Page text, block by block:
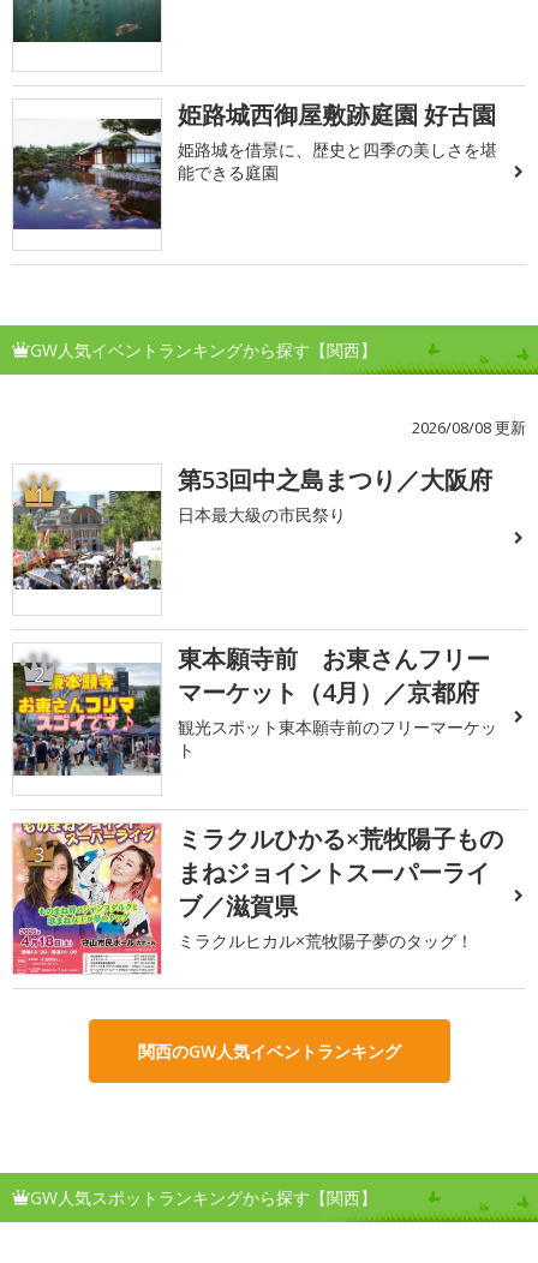
姫路城西御屋敷跡庭園 好古園
姫路城を借景に、歴史と四季の美しさを堪
能できる庭園
GW人気イベントランキングから探す【関西】
2026/08/08 更新
1 第53回中之島まつり／大阪府
日本最大級の市民祭り
2
東本願寺前 お東さんフリー
マーケット（4月）／京都府
観光スポット東本願寺前のフリーマーケッ
ト
3
ミラクルひかる×荒牧陽子もの
まねジョイントスーパーライ
ブ／滋賀県
ミラクルヒカル×荒牧陽子夢のタッグ！
関西のGW人気イベントランキング
GW人気スポットランキングから探す【関西】